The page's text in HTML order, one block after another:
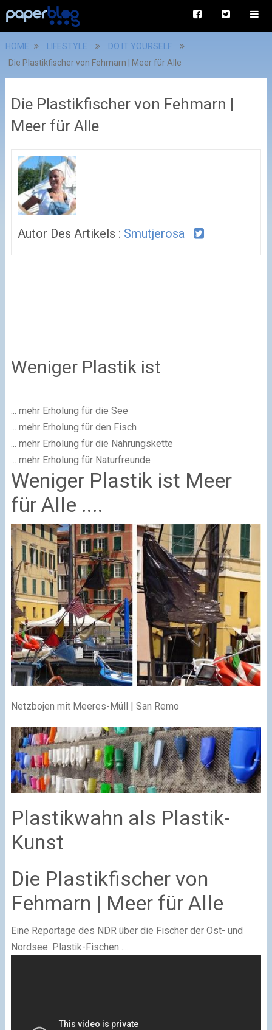
HOME LIFESTYLE
DO IT YOURSELF
Die Plastikfischer von Fehmarn | Meer für Alle
Die Plastikfischer von Fehmarn |
Meer für Alle
Autor Des Artikels : Smutjerosa
Weniger Plastik ist
... mehr Erholung für die See
... mehr Erholung für den Fisch
... mehr Erholung für die Nahrungskette
... mehr Erholung für Naturfreunde
Weniger Plastik ist Meer
für Alle ....
Netzbojen mit Meeres-Müll | San Remo
Plastikwahn als Plastik-
Kunst
Die Plastikfischer von
Fehmarn | Meer für Alle
Eine Reportage des NDR über die Fischer der Ost- und
Nordsee. Plastik-Fischen ....